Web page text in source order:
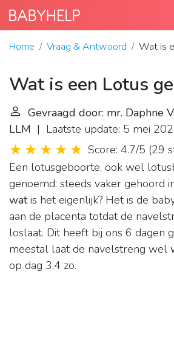
Home Vraag & Antwoord Wat is
Wat is een Lotus
Gevraagd door: mr. Daphne
LLM | Laatste update: 5 mei
Score: 4.7/5 (29
Een lotusgeboorte, ook wel
genoemd: steeds vaker gehoord
watis het eigenlijk? Het is de
aan de placenta totdat de
loslaat. Dit heeft bij ons 6 dagen
meestal laat de navelstreng wel
op dag 3,4 zo.